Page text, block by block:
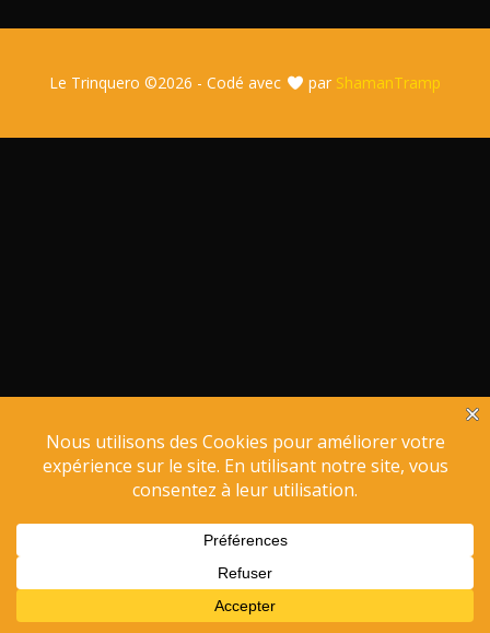
Le Trinquero ©2026 - Codé avec par ShamanTramp